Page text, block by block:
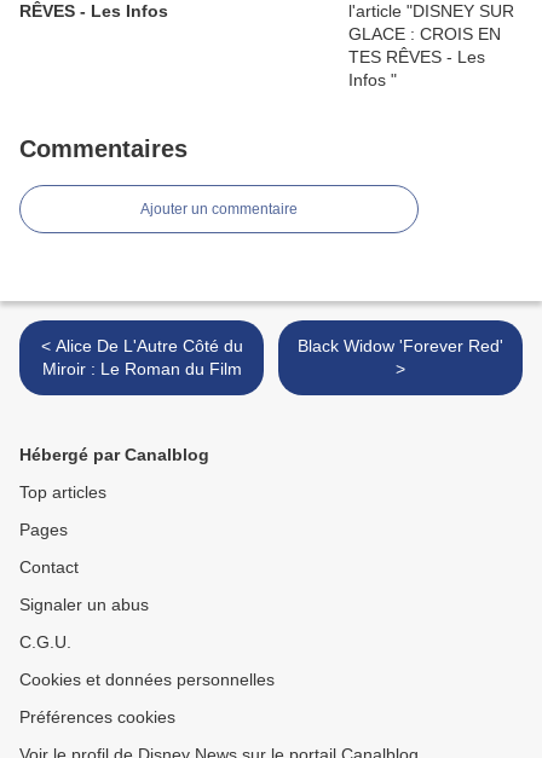
RÊVES - Les Infos
Commentaires
Ajouter un commentaire
< Alice De L'Autre Côté du
Miroir : Le Roman du Film
Black Widow 'Forever Red'
>
Hébergé par Canalblog
Top articles
Pages
Contact
Signaler un abus
C.G.U.
Cookies et données personnelles
Préférences cookies